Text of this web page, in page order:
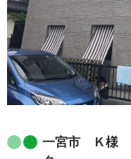
一宮市 Ｋ様